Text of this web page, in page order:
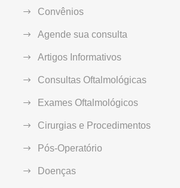
Convênios
Agende sua consulta
Artigos Informativos
Consultas Oftalmológicas
Exames Oftalmológicos
Cirurgias e Procedimentos
Pós-Operatório
Doenças